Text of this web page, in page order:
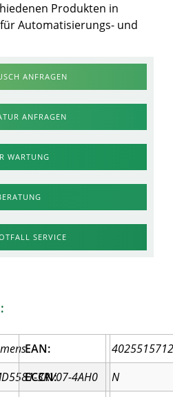
Produkten in
Automatisierungs- und
ANFRAGEN
ANFRAGEN
WARTUNG
SERVICE
3RV07-4AH0
EAN:
ECCN:
N